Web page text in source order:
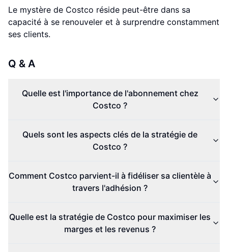
Le mystère de Costco réside peut-être dans sa
capacité à se renouveler et à surprendre constamment
ses clients.
Q & A
Quelle est l'importance de l'abonnement chez
Costco ?
Quels sont les aspects clés de la stratégie de
Costco ?
Comment Costco parvient-il à fidéliser sa clientèle à
travers l'adhésion ?
Quelle est la stratégie de Costco pour maximiser les
marges et les revenus ?